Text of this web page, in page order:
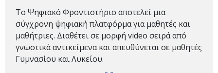
Το Ψηφιακό Φροντιστήριο αποτελεί μια
σύγχρονη ψηφιακή πλατφόρμα για μαθητές και
μαθήτριες. Διαθέτει σε μορφή video σειρά από
γνωστικά αντικείμενα και απευθύνεται σε μαθητές
Γυμνασίου και Λυκείου.